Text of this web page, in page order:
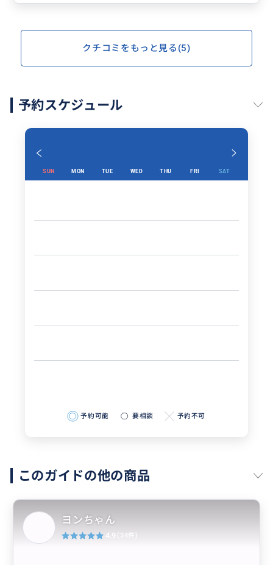
クチコミをもっと見る(5)
予約スケジュール
SUN MON TUE WED THU FRI SAT
予約可能 要相談 予約不可
このガイドの他の商品
ヨンちゃん
4.9 (34件)